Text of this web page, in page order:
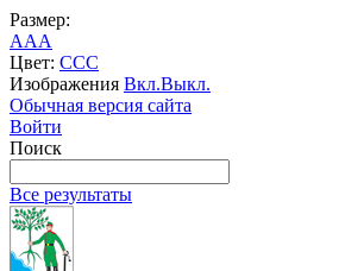
Размер:
AAA
Цвет: CCC
Изображения Вкл.Выкл.
Обычная версия сайта
Войти
Поиск
Все результаты